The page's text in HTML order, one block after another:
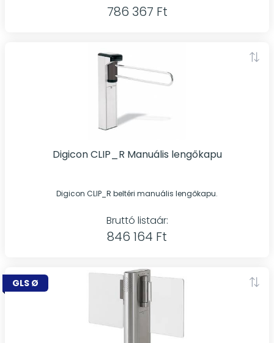
786 367 Ft
Digicon CLIP_R Manuális lengőkapu
Digicon CLIP_R beltéri manuális lengőkapu.
Bruttó listaár:
846 164 Ft
GLS Ø